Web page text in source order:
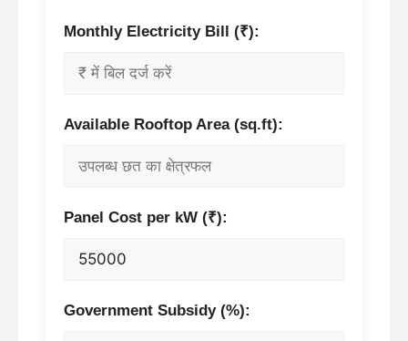
Monthly Electricity Bill (₹):
Available Rooftop Area (sq.ft):
Panel Cost per kW (₹):
Government Subsidy (%):